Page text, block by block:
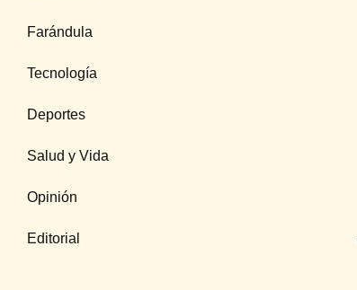
Farándula
Tecnología
Deportes
Salud y Vida
Opinión
Editorial